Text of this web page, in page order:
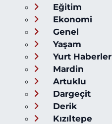
Eğitim
Ekonomi
Genel
Yaşam
Yurt Haberler
Mardin
Artuklu
Dargeçit
Derik
Kızıltepe